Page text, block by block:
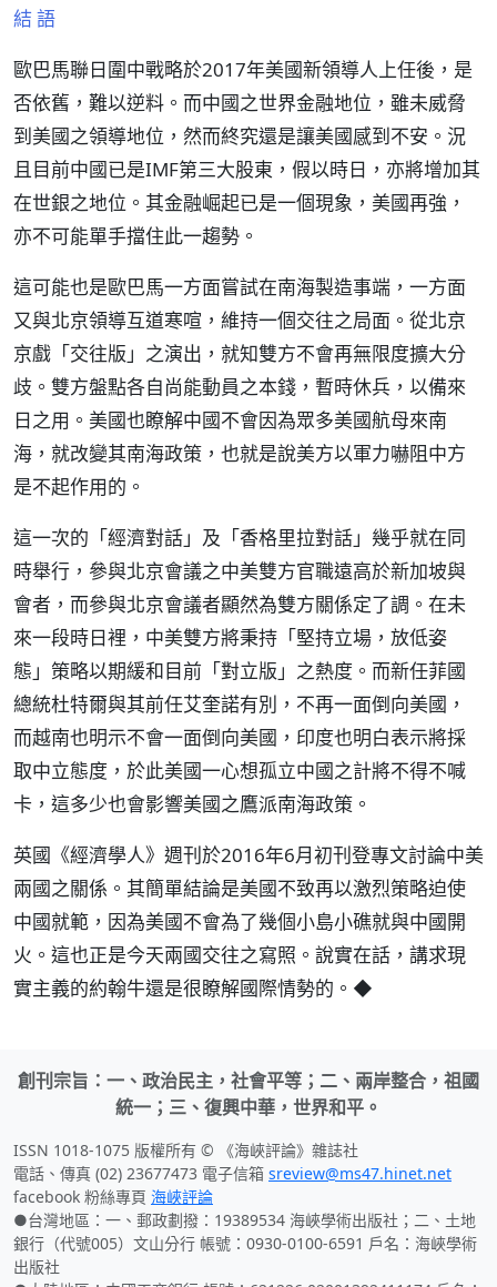
結 語
歐巴馬聯日圍中戰略於2017年美國新領導人上任後，是
否依舊，難以逆料。而中國之世界金融地位，雖未威脅
到美國之領導地位，然而終究還是讓美國感到不安。況
且目前中國已是IMF第三大股東，假以時日，亦將增加其
在世銀之地位。其金融崛起已是一個現象，美國再強，
亦不可能單手擋住此一趨勢。
這可能也是歐巴馬一方面嘗試在南海製造事端，一方面
又與北京領導互道寒喧，維持一個交往之局面。從北京
京戲「交往版」之演出，就知雙方不會再無限度擴大分
歧。雙方盤點各自尚能動員之本錢，暫時休兵，以備來
日之用。美國也瞭解中國不會因為眾多美國航母來南
海，就改變其南海政策，也就是說美方以軍力嚇阻中方
是不起作用的。
這一次的「經濟對話」及「香格里拉對話」幾乎就在同
時舉行，參與北京會議之中美雙方官職遠高於新加坡與
會者，而參與北京會議者顯然為雙方關係定了調。在未
來一段時日裡，中美雙方將秉持「堅持立場，放低姿
態」策略以期緩和目前「對立版」之熱度。而新任菲國
總統杜特爾與其前任艾奎諾有別，不再一面倒向美國，
而越南也明示不會一面倒向美國，印度也明白表示將採
取中立態度，於此美國一心想孤立中國之計將不得不喊
卡，這多少也會影響美國之鷹派南海政策。
英國《經濟學人》週刊於2016年6月初刊登專文討論中美
兩國之關係。其簡單結論是美國不致再以激烈策略迫使
中國就範，因為美國不會為了幾個小島小礁就與中國開
火。這也正是今天兩國交往之寫照。說實在話，講求現
實主義的約翰牛還是很瞭解國際情勢的。◆
創刊宗旨：一、政治民主，社會平等；二、兩岸整合，祖國
統一；三、復興中華，世界和平。
ISSN 1018-1075 版權所有 © 《海峽評論》雜誌社
電話、傳真 (02) 23677473 電子信箱 sreview@ms47.hinet.net
facebook 粉絲專頁 海峽評論
●台灣地區：一、郵政劃撥：19389534 海峽學術出版社；二、土地
銀行（代號005）文山分行 帳號：0930-0100-6591 戶名：海峽學術
出版社